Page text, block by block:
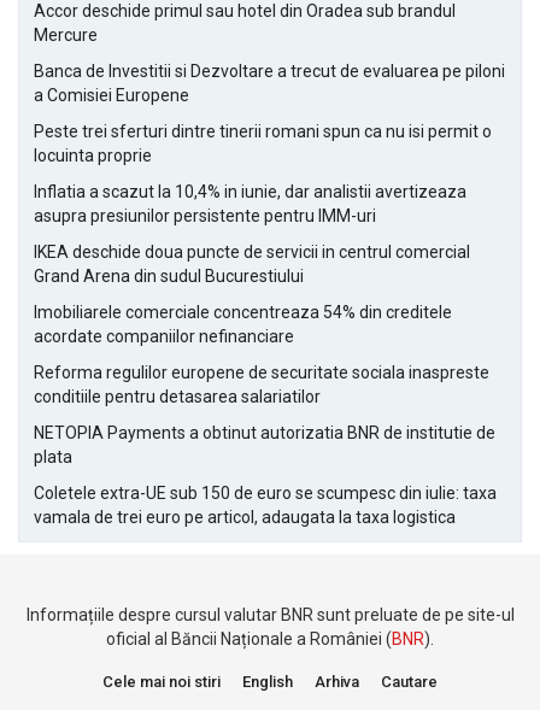
Accor deschide primul sau hotel din Oradea sub brandul
Mercure
Banca de Investitii si Dezvoltare a trecut de evaluarea pe piloni
a Comisiei Europene
Peste trei sferturi dintre tinerii romani spun ca nu isi permit o
locuinta proprie
Inflatia a scazut la 10,4% in iunie, dar analistii avertizeaza
asupra presiunilor persistente pentru IMM-uri
IKEA deschide doua puncte de servicii in centrul comercial
Grand Arena din sudul Bucurestiului
Imobiliarele comerciale concentreaza 54% din creditele
acordate companiilor nefinanciare
Reforma regulilor europene de securitate sociala inaspreste
conditiile pentru detasarea salariatilor
NETOPIA Payments a obtinut autorizatia BNR de institutie de
plata
Coletele extra-UE sub 150 de euro se scumpesc din iulie: taxa
vamala de trei euro pe articol, adaugata la taxa logistica
Informațiile despre cursul valutar BNR sunt preluate de pe site-ul
oficial al Băncii Naționale a României (BNR).
Cele mai noi stiri English Arhiva Cautare